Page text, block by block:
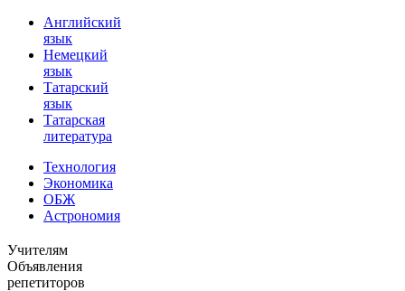
Английский
язык
Немецкий
язык
Татарский
язык
Татарская
литература
Технология
Экономика
ОБЖ
Астрономия
Учителям
Объявления
репетиторов